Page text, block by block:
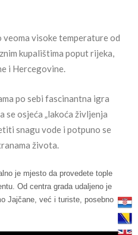
veoma visoke temperature od
kupalištima poput rijeka,
i Hercegovine.
po sebi fascinantna igra
se osjeća „lakoća življenja
snagu vode i potpuno se
života.
je mjesto da provedete tople
Od centra grada udaljeno je
Jajčane, već i turiste, posebno